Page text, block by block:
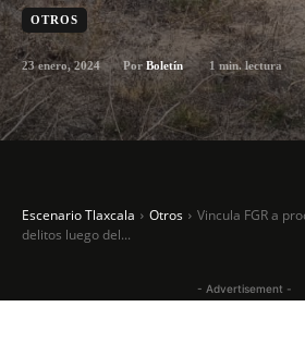
OTROS
23 enero, 2024 Por Boletín 1 min. lectura
Escenario Tlaxcala Otros
Vincula FGR a
delitos luego del...
- Advertisement -